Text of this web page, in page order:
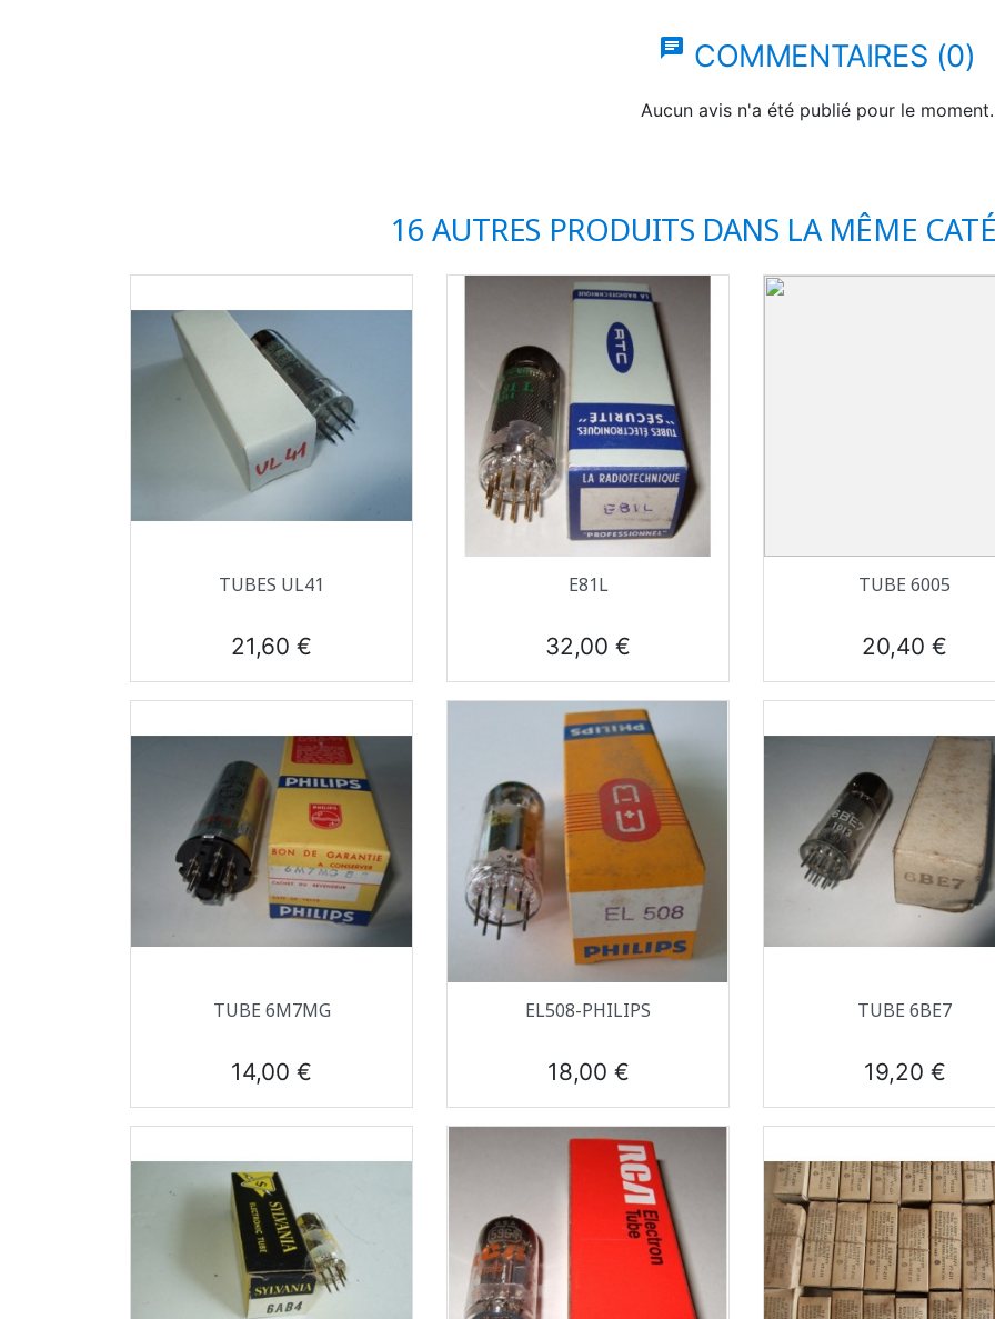
chat COMMENTAIRES (0)
Aucun avis n'a été publié pour le moment.
16 AUTRES PRODUITS DANS LA MÊME
Aperçu rapide
TUBES UL41
Prix
21,60 €
Aperçu rapide
E81L
Prix
32,00 €
Aperçu rapide
TUBE 6005
Prix
20,40 €
Aperçu rapide
TUBE 6M7MG
Prix
14,00 €
 Aperçu rapide
EL508-PHILIPS
Prix
18,00 €
Aperçu rapide
TUBE 6BE7
Prix
19,20 €